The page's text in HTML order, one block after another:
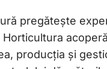
pregătește
producția și